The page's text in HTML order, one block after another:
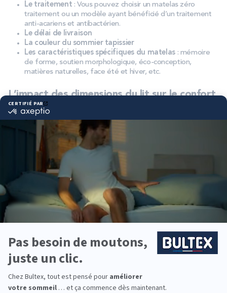
Le traitement : Vous pouvez choisir un matelas zéro
traitement ou un modèle ayant bénéficié d’un traitement
anti-acariens et antibactérien.
Le délai de livraison
La couleur du sommier tapissier
Les caractéristiques spécifiques du matelas: mémoire
de forme, soutien morphologique, éco-conception,
matières naturelles, face été et hiver, etc.
L’impact des dimensions du lit sur le confort
de sommeil
Afin de bénéficier d’un sommeil parfaitement reposant, il est
impératif de disposer d’unmatelas adulte
dimensions du lit 2 places font partie de ces critères clés qui
peuvent faire toute la différence. En effet, partager un lit à
deux n’est pas toujours simple.
espace pour se sentir à l’aise et profiter d’un confort
optimal.
Dès lors, les dimensions jouent un rôle déterminant et
c’est pour cette raison qu’il existe plusieurs tailles de matelas.
En effet, plus un lit est spacieux et plus chacun aura la possibilité
de profiter de toute la place souhaitée. La liberté de
d’autant plus appréciée. Malgré les contraintes propres à la taille
de la pièce, opter pour un lit le plus grand possible permet
d'avoir une bien meilleure qualité de sommeil ; vous gagnerez
par exemple en quantité de sommeil profond.
Quelle couette et accessoires pour les lits 2 places ?
Une fois les dimensions de votre lit 2 places choisies, vous